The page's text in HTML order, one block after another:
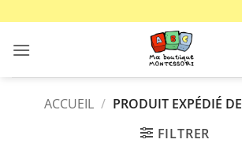
contenu
ACCUEIL / PRODUIT EXPÉDIÉ DE
FILTRER